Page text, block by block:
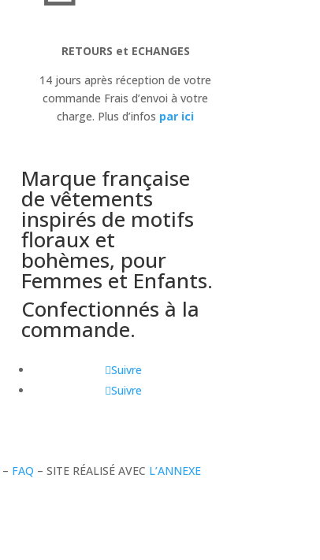
RETOURS et ECHANGES
14 jours après réception de votre
commande Frais d’envoi à votre
charge. Plus d’infos par ici
Marque française
de vêtements
inspirés de motifs
floraux et
bohèmes, pour
Femmes et Enfants.
Confectionnés à la
commande.
Suivre
Suivre
– FAQ – SITE RÉALISÉ AVEC L’ANNEXE